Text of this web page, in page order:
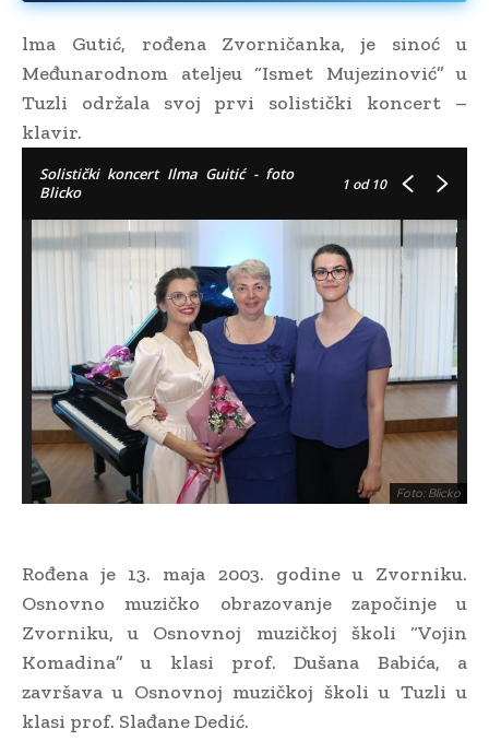
lma Gutić, rođena Zvorničanka, je sinoć u
Međunarodnom ateljeu “Ismet Mujezinović” u
Tuzli održala svoj prvi solistički koncert –
klavir.
Solistički koncert Ilma Guitić - foto
Blicko
1 od 10
Foto: Blicko
Rođena je 13. maja 2003. godine u Zvorniku.
Osnovno muzičko obrazovanje započinje u
Zvorniku, u Osnovnoj muzičkoj školi “Vojin
Komadina” u klasi prof. Dušana Babića, a
završava u Osnovnoj muzičkoj školi u Tuzli u
klasi prof. Slađane Dedić.